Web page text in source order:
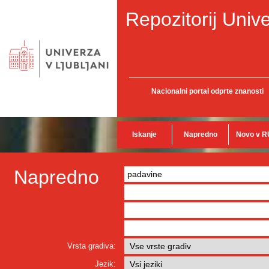
Repozitorij
Nacionalni portal odprte znanosti
Iskanje Napredno Novo v
Napredno
Vrsta gradiva:
Jezik: